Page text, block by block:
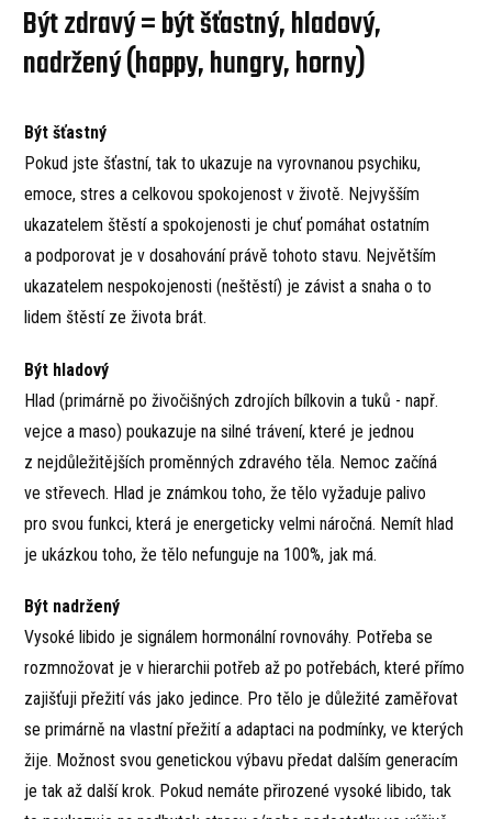
Být zdravý = být šťastný, hladový,
nadržený (happy, hungry, horny)
Být šťastný
Pokud jste šťastní, tak to ukazuje na vyrovnanou psychiku,
emoce, stres a celkovou spokojenost v životě. Nejvyšším
ukazatelem štěstí a spokojenosti je chuť pomáhat ostatním
a podporovat je v dosahování právě tohoto stavu. Největším
ukazatelem nespokojenosti (neštěstí) je závist a snaha o to
lidem štěstí ze života brát.
Být hladový
Hlad (primárně po živočišných zdrojích bílkovin a tuků - např.
vejce a maso) poukazuje na silné trávení, které je jednou
z nejdůležitějších proměnných zdravého těla. Nemoc začíná
ve střevech. Hlad je známkou toho, že tělo vyžaduje palivo
pro svou funkci, která je energeticky velmi náročná. Nemít hlad
je ukázkou toho, že tělo nefunguje na 100%, jak má.
Být nadržený
Vysoké libido je signálem hormonální rovnováhy. Potřeba se
rozmnožovat je v hierarchii potřeb až po potřebách, které přímo
zajišťuji přežití vás jako jedince. Pro tělo je důležité zaměřovat
se primárně na vlastní přežití a adaptaci na podmínky, ve kterých
žije. Možnost svou genetickou výbavu předat dalším generacím
je tak až další krok. Pokud nemáte přirozené vysoké libido, tak